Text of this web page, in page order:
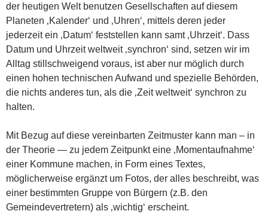
der heutigen Welt benutzen Gesellschaften auf diesem
Planeten ‚Kalender‘ und ‚Uhren‘, mittels deren jeder
jederzeit ein ‚Datum‘ feststellen kann samt ‚Uhrzeit‘. Dass
Datum und Uhrzeit weltweit ‚synchron‘ sind, setzen wir im
Alltag stillschweigend voraus, ist aber nur möglich durch
einen hohen technischen Aufwand und spezielle Behörden,
die nichts anderes tun, als die ‚Zeit weltweit‘ synchron zu
halten.
Mit Bezug auf diese vereinbarten Zeitmuster kann man – in
der Theorie — zu jedem Zeitpunkt eine ‚Momentaufnahme‘
einer Kommune machen, in Form eines Textes,
möglicherweise ergänzt um Fotos, der alles beschreibt, was
einer bestimmten Gruppe von Bürgern (z.B. den
Gemeindevertretern) als ‚wichtig‘ erscheint.